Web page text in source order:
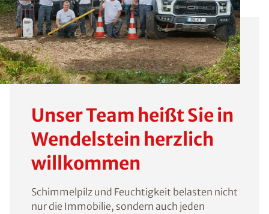
Unser Team heißt Sie in
Wendelstein herzlich
willkommen
Schimmelpilz und Feuchtigkeit belasten nicht
nur die Immobilie, sondern auch jeden